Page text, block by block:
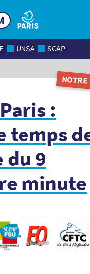
UNSA SCAP
:
temps
du 9
minute
NOTRE